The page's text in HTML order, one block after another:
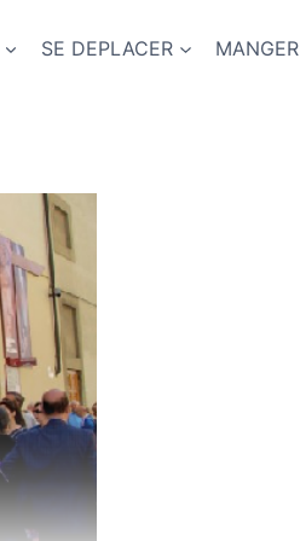
SE DEPLACER MANGER